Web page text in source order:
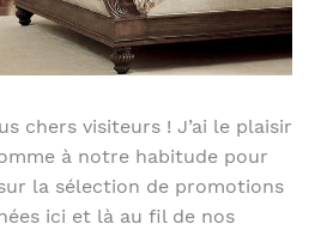
chers visiteurs ! J’ai le plaisir
à notre habitude pour
la sélection de promotions
ici et là au fil de nos